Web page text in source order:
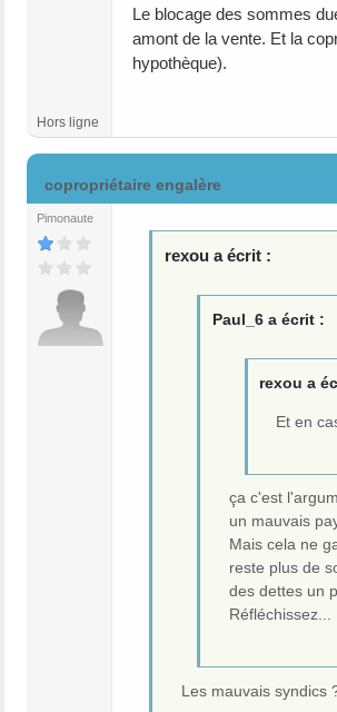
Le blocage des sommes
amont de la vente. Et la
hypothèque).
Hors ligne
copropriétaire engalère
Pimonaute
rexou a écrit :
Paul_6 a écrit :
rexou a
Et en
ça c'est
un mauvais
Mais cela ne
reste plus de
des dettes un
Réfléchissez...
Les mauvais syndics